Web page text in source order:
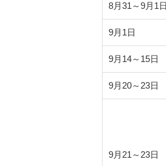
8月31～9月1日
9月1日
9月14～15日
9月20～23日
9月21～23日